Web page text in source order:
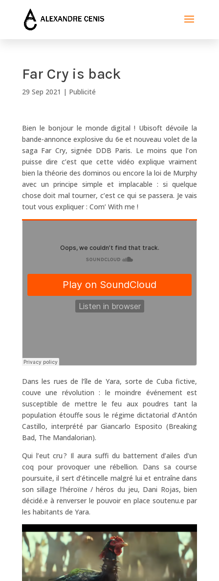
Far Cry is back
29 Sep 2021 | Publicité
Bien le bonjour le monde digital ! Ubisoft dévoile la
bande-annonce explosive du 6e et nouveau volet de la
saga Far Cry, signée DDB Paris. Le moins que l’on
puisse dire c’est que cette vidéo explique vraiment
bien la théorie des dominos ou encore la loi de Murphy
avec un principe simple et implacable : si quelque
chose doit mal tourner, c’est ce qui se passera. Je vais
tout vous expliquer : Com’ With me !
Dans les rues de l’île de Yara, sorte de Cuba fictive,
couve une révolution : le moindre événement est
susceptible de mettre le feu aux poudres tant la
population étouffe sous le régime dictatorial d’Antón
Castillo, interprété par Giancarlo Esposito (Breaking
Bad, The Mandalorian).
Qui l’eut cru ? Il aura suffi du battement d’ailes d’un
coq pour provoquer une rébellion. Dans sa course
poursuite, il sert d’étincelle malgré lui et entraîne dans
son sillage l’héroïne / héros du jeu, Dani Rojas, bien
décidé.e à renverser le pouvoir en place soutenu.e par
les habitants de Yara.